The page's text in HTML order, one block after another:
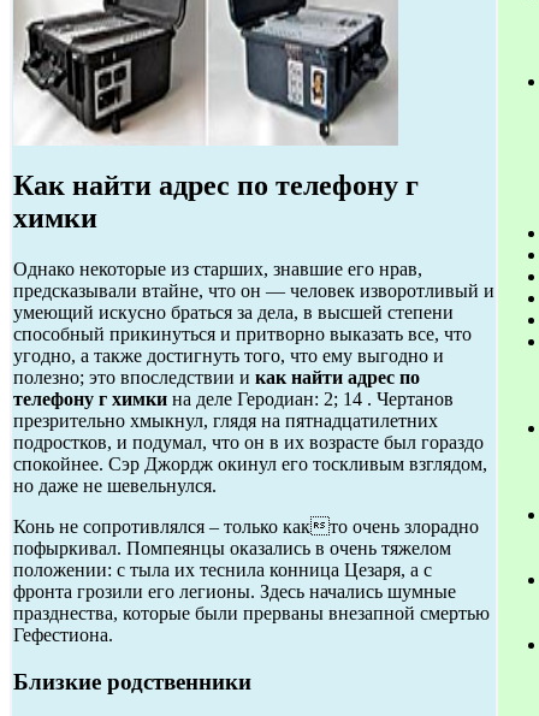
Как найти адрес по телефону г
химки
Однако некоторые из старших, знавшие его нрав,
предсказывали втайне, что он — человек изворотливый и
умеющий искусно браться за дела, в высшей степени
способный прикинуться и притворно выказать все, что
угодно, а также достигнуть того, что ему выгодно и
полезно; это впоследствии и как найти адрес по
телефону г химки на деле Геродиан: 2; 14 . Чертанов
презрительно хмыкнул, глядя на пятнадцатилетних
подростков, и подумал, что он в их возрасте был гораздо
спокойнее. Сэр Джордж окинул его тоскливым взглядом,
но даже не шевельнулся.
Конь не сопротивлялся – только както очень злорадно
пофыркивал. Помпеянцы оказались в очень тяжелом
положении: с тыла их теснила конница Цезаря, а с
фронта грозили его легионы. Здесь начались шумные
празднества, которые были прерваны внезапной смертью
Гефестиона.
Близкие родственники